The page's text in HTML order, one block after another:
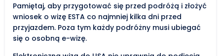
Pamiętaj, aby przygotować się przed podróżą i złożyć
wniosek o wizę ESTA co najmniej kilka dni przed
przyjazdem. Poza tym każdy podróżny musi ubiegać
się o osobną e-wizę.